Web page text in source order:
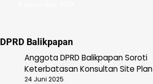
DPRD Balikpapan
Anggota DPRD Balikpapan Soroti
Keterbatasan Konsultan Site Plan
24 Juni 2025